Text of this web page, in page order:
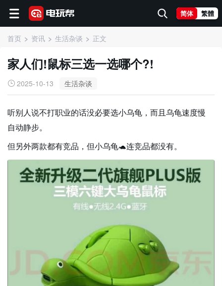
简体 繁體
首页 资讯 生活杂谈 正文
家人们!鼠标三选一选哪个?!
2025-10-13 生活杂谈
听别人说不打职业的话没必要选小乌龟，而且乌龟速度慢
自动静步。
但另外两款都有竞品，但小乌龟🐢连竞品都没有。